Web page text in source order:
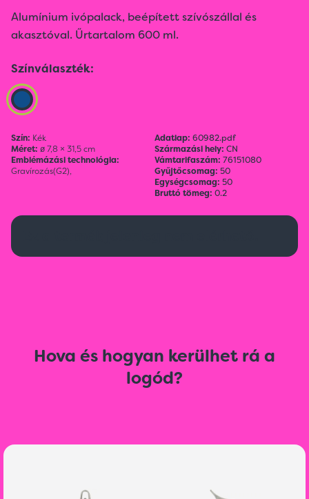
Alumínium ivópalack, beépített szívószállal és
akasztóval. Űrtartalom 600 ml.
Színválaszték:
Szín: Kék
Méret: ø 7,8 × 31,5 cm
Emblémázási technológia:
Gravírozás(G2),
Adatlap: 60982.pdf
Származási hely: CN
Vámtarifaszám: 76151080
Gyűjtőcsomag: 50
Egységcsomag: 50
Bruttó tömeg: 0.2
Hova és hogyan kerülhet rá a
logód?